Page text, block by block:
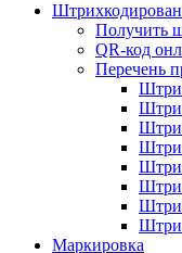
Получить
QR-код
Перечень
Маркировка